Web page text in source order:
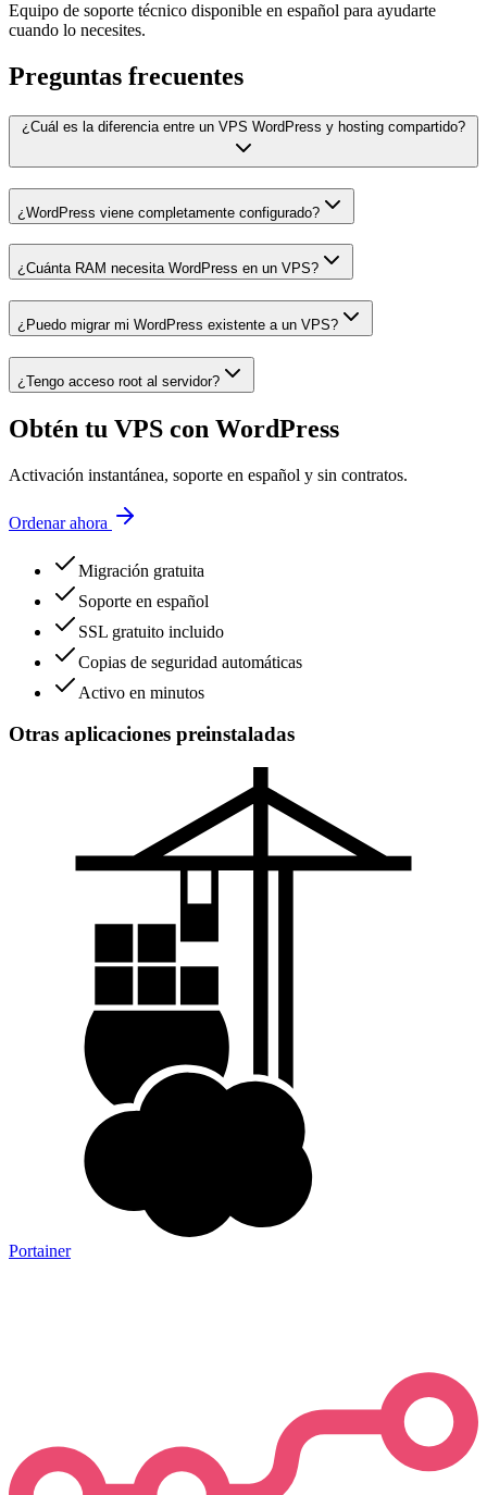
Equipo de soporte técnico disponible en español para ayudarte
cuando lo necesites.
Preguntas frecuentes
¿Cuál es la diferencia entre un VPS WordPress y hosting compartido?
¿WordPress viene completamente configurado?
¿Cuánta RAM necesita WordPress en un VPS?
¿Puedo migrar mi WordPress existente a un VPS?
¿Tengo acceso root al servidor?
Obtén tu VPS con WordPress
Activación instantánea, soporte en español y sin contratos.
Ordenar ahora
Migración gratuita
Soporte en español
SSL gratuito incluido
Copias de seguridad automáticas
Activo en minutos
Otras aplicaciones preinstaladas
Portainer